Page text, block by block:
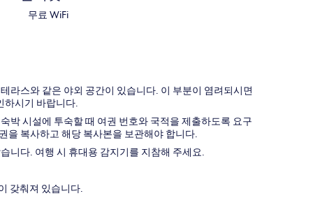
무료 WiFi
라스와 같은 야외 공간이 있습니다. 이 부분이 염려되시면
하시기 바랍니다.
박 시설에 투숙할 때 여권 번호와 국적을 제출하도록 요구
을 복사하고 해당 복사본을 보관해야 합니다.
니다. 여행 시 휴대용 감지기를 지참해 주세요.
갖춰져 있습니다.